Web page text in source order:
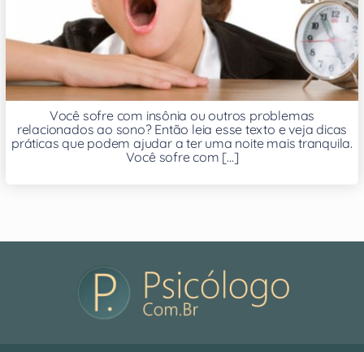
Você sofre com insônia ou outros problemas
relacionados ao sono? Então leia esse texto e veja dicas
práticas que podem ajudar a ter uma noite mais tranquila.
Você sofre com [...]